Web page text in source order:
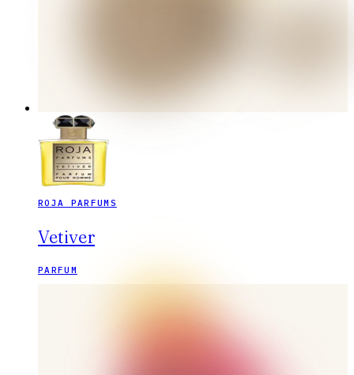
ROJA PARFUMS
Vetiver
PARFUM